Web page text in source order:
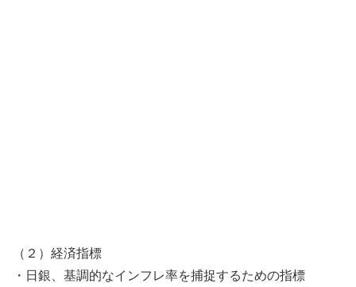
（２）経済指標
・日銀、基調的なインフレ率を捕捉するための指標